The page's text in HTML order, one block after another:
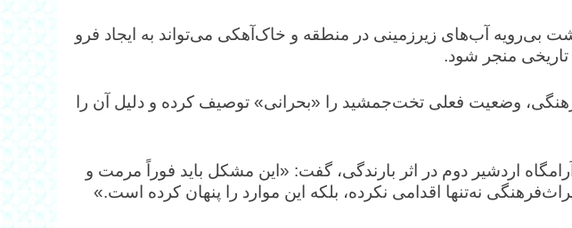
بی‌رویه آب‌های زیرزمینی در منطقه و خاک‌آهکی می‌تواند به ایجاد فرو
تاریخی منجر شود.
وضعیت فعلی تخت‌جمشید را «بحرانی» توصیف کرده و دلیل آن را
اردشیر دوم در اثر بارندگی، گفت: «این مشکل باید فوراً مرمت و
نه‌تنها اقدامی نکرده، بلکه این موارد را پنهان کرده است.»